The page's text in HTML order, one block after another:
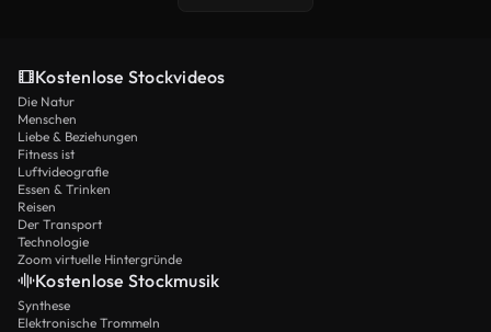
Kostenlose Stockvideos
Die Natur
Menschen
Liebe & Beziehungen
Fitness ist
Luftvideografie
Essen & Trinken
Reisen
Der Transport
Technologie
Zoom virtuelle Hintergründe
Kostenlose Stockmusik
Synthese
Elektronische Trommeln